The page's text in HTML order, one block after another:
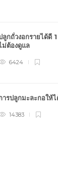
ลูกถั่วงอกรายได้ดี
ม่ต้องดูแล
6424
ารปลูกมะละกอให้
14383